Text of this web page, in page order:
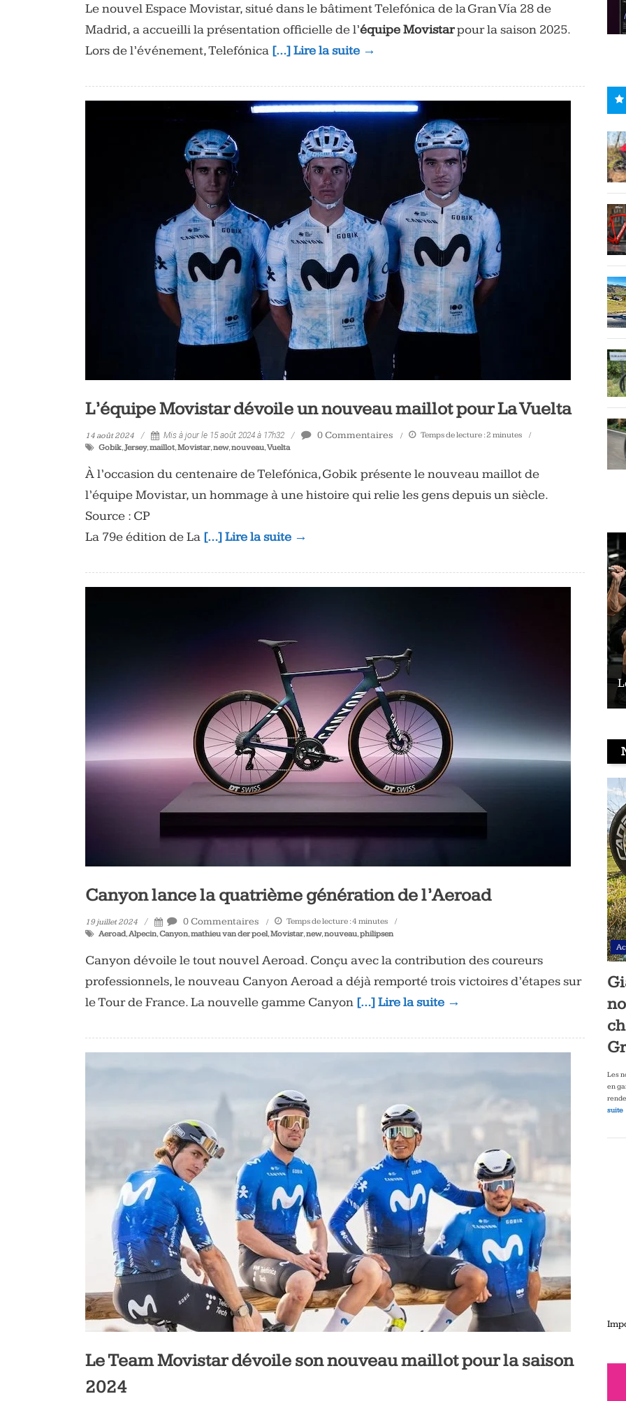
Le nouvel Espace Movistar, situé dans le bâtiment Telefónica de la Gran Vía 28 de
Madrid, a accueilli la présentation officielle de l’équipe Movistarpour la saison 2025.
Lors de l’événement, Telefónica […] Lire la suite →
L’équipe Movistar dévoile un nouveau maillot pour La Vuelta
14 août 2024 Mis à jour le 15 août 2024 à 17h32 0 Commentaires Temps de lecture :2 minutes
Gobik,Jersey,maillot,Movistar,new,nouveau,Vuelta
À l’occasion du centenaire de Telefónica, Gobik présente le nouveau maillot de
l’équipe Movistar, un hommage à une histoire qui relie les gens depuis un siècle.
Source : CP
La 79e édition de La […] Lire la suite →
Canyon lance la quatrième génération de l’Aeroad
19 juillet 2024 0 Commentaires Temps de lecture :4 minutes
Aeroad,Alpecin,Canyon,mathieu van der poel,Movistar,new,nouveau,philipsen
Canyon dévoile le tout nouvel Aeroad. Conçu avec la contribution des coureurs
professionnels, le nouveau Canyon Aeroad a déjà remporté trois victoires d’étapes sur
le Tour de France. La nouvelle gamme Canyon […] Lire la suite →
Le Team Movistar dévoile son nouveau maillot pour la saison
2024
Le vélo peut-il remplacer les squats ?
Les
en
suite